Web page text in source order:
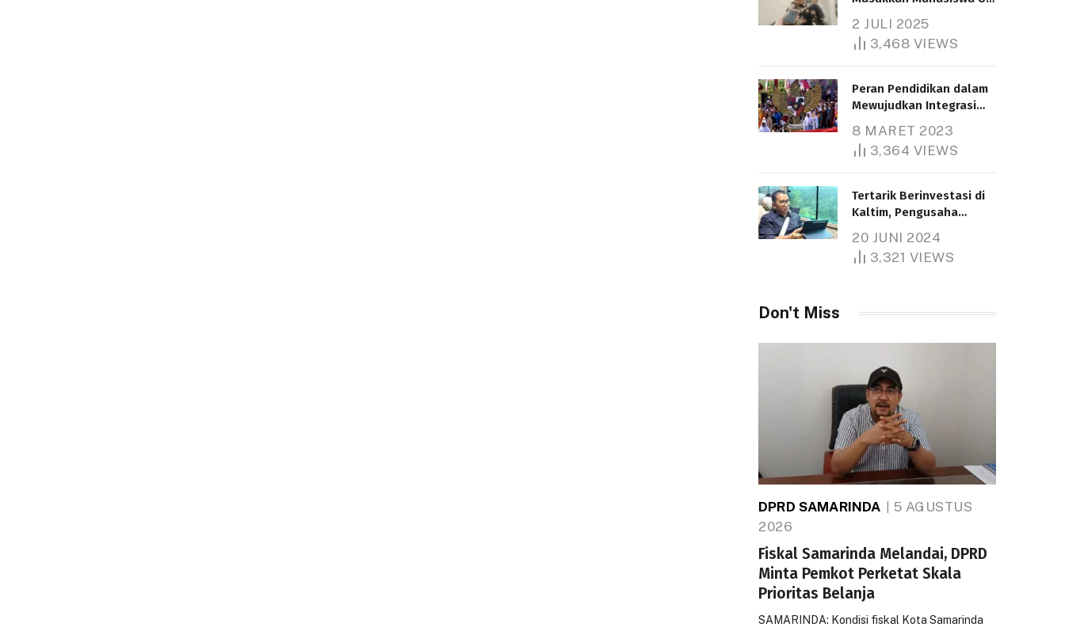
Bantuan Pendidikan
Gratispol
2 JULI 2025
3,468 VIEWS
Peran Pendidikan dalam
Mewujudkan Integrasi
8 MARET 2023
3,364 VIEWS
Tertarik Berinvestasi di
Kaltim, Pengusaha
1.000 Hektare
20 JUNI 2024
3,321 VIEWS
Don't Miss
DPRD SAMARINDA
5 AGUSTUS
2026
Fiskal Samarinda Melandai, DPRD
Minta Pemkot Perketat Skala
Prioritas Belanja
SAMARINDA: Kondisi fiskal Kota Samarinda